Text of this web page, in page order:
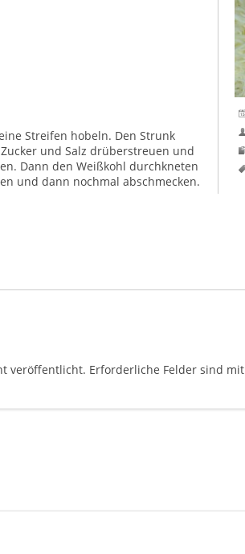
Streifen hobeln. Den Strunk
und Salz drüberstreuen und
Dann den Weißkohl durchkneten
und dann nochmal abschmecken.
veröffentlicht. Erforderliche Felder sind mit